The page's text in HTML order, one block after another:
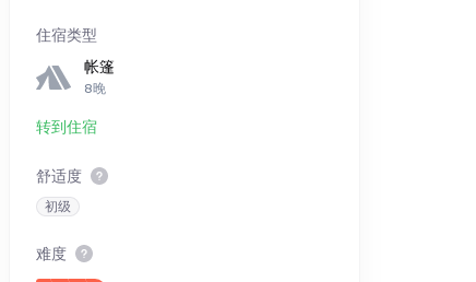
住宿类型
帐篷
8晚
转到住宿
舒适度
初级
难度